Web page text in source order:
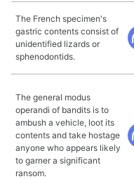
The French specimen's
gastric contents consist of
unidentified lizards or
sphenodontids.
The general modus
operandi of bandits is to
ambush a vehicle, loot its
contents and take hostage
anyone who appears likely
to garner a significant
ransom.